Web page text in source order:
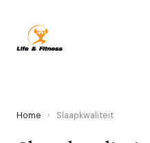
Home › Slaapkwaliteit